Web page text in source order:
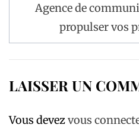
Agence de
propulser vos
LAISSER UN
Vous devezvous